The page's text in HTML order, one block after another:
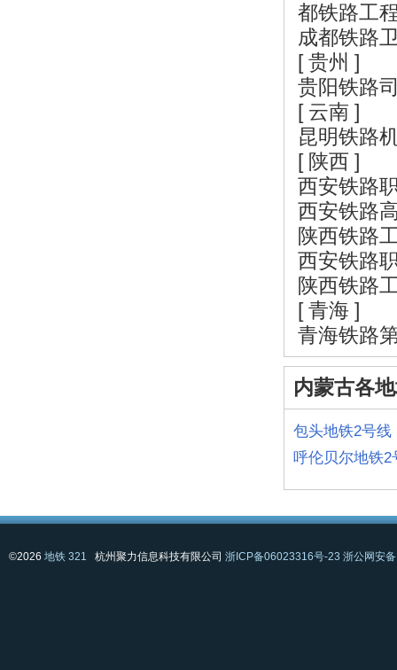
都铁路工
成都铁路
[ 贵州 ]
贵阳铁路
[ 云南 ]
昆明铁路
[ 陕西 ]
西安铁路
西安铁路
陕西铁路
西安铁路
陕西铁路
[ 青海 ]
青海铁路
内蒙古各
包头地铁2号线
呼伦贝尔地铁2
©2026 地铁 321 杭州聚力信息科技有限公司 浙ICP备06023316号-23 浙公网安